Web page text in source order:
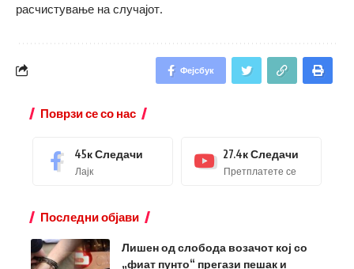
расчистување на случајот.
Фејсбук
Поврзи се со нас
45кСледачи
Лајк
27.4кСледачи
Претплатете се
Последни објави
Лишен од слобода возачот кој со
„фиат пунто“ прегази пешак и